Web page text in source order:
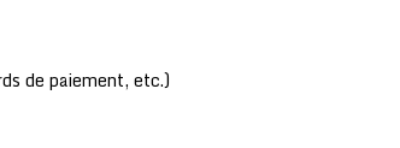
de paiement, etc.)